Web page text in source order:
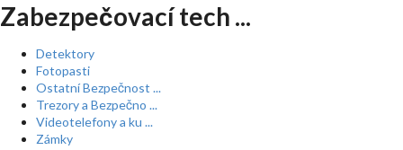
Zabezpečovací tech ...
Detektory
Fotopasti
Ostatní Bezpečnost ...
Trezory a Bezpečno ...
Videotelefony a ku ...
Zámky